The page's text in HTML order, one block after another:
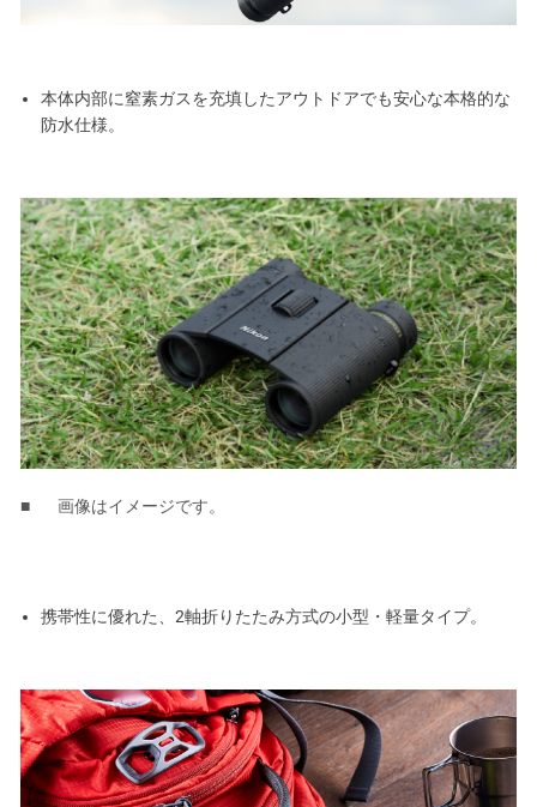
本体内部に窒素ガスを充填したアウトドアでも安心な本格的な
防水仕様。
画像はイメージです。
携帯性に優れた、2軸折りたたみ方式の小型・軽量タイプ。